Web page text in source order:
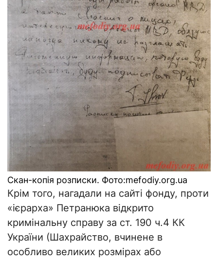
Скан-копія розписки. Фото:mefodiy.org.ua
Крім того, нагадали на сайті фонду, проти
«ієрарха» Петранюка відкрито
кримінальну справу за ст. 190 ч.4 КК
України (Шахрайство, вчинене в
особливо великих розмірах або